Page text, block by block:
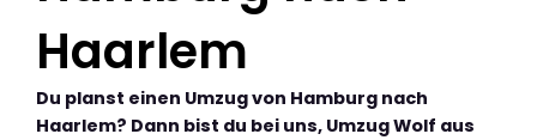
Haarlem
Du planst einen Umzug von Hamburg nach
Haarlem? Dann bist du bei uns, Umzug Wolf aus